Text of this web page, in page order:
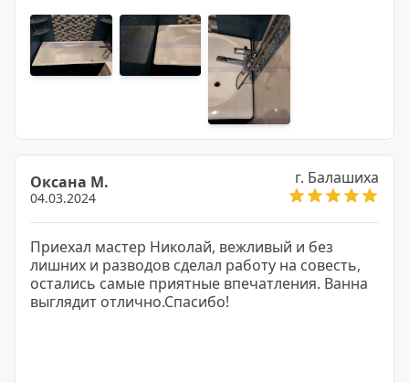
Оксана M.
04.03.2024
г. Балашиха
Приехал мастер Николай, вежливый и без
лишних и разводов сделал работу на совесть,
остались самые приятные впечатления. Ванна
выглядит отлично.Спасибо!